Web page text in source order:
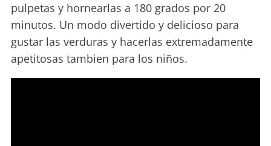
pulpetas y hornearlas a 180 grados por 20
minutos. Un modo divertido y delicioso para
gustar las verduras y hacerlas extremadamente
apetitosas tambien para los niños.